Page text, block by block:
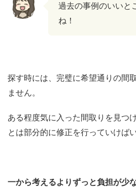
過去の事例のいいと
ね！
探す時には、完璧に希望通りの間
ません。
ある程度気に入った間取りを見つ
とは部分的に修正を行っていけば
一から考えるよりずっと負担が少